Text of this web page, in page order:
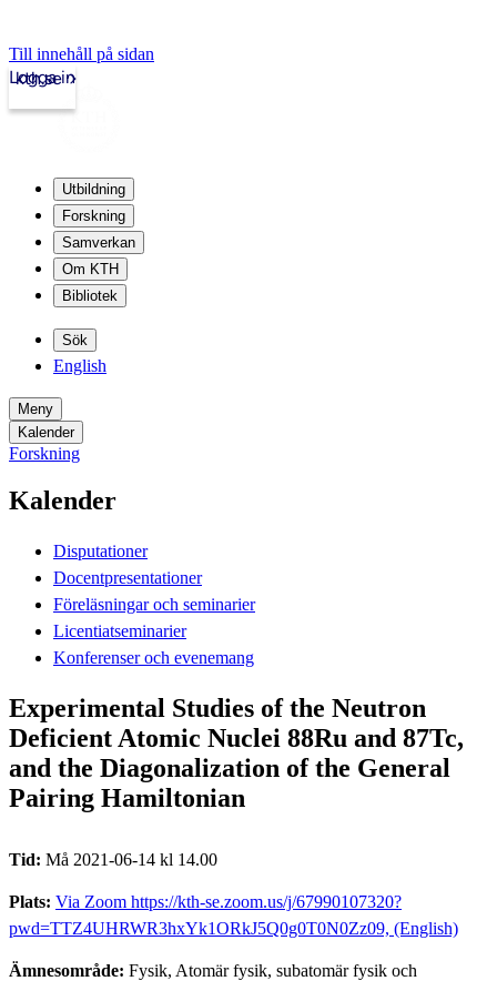
Till innehåll på sidan
kth.se
Logga in
Utbildning
Forskning
Samverkan
Om KTH
Bibliotek
Sök
English
Meny
Kalender
Forskning
Kalender
Disputationer
Docentpresentationer
Föreläsningar och seminarier
Licentiatseminarier
Konferenser och evenemang
Experimental Studies of the Neutron
Deficient Atomic Nuclei 88Ru and 87Tc,
and the Diagonalization of the General
Pairing Hamiltonian
Tid: Må 2021-06-14 kl 14.00
Plats: Via Zoom https://kth-se.zoom.us/j/67990107320?
pwd=TTZ4UHRWR3hxYk1ORkJ5Q0g0T0N0Zz09, (English)
Ämnesområde: Fysik, Atomär fysik, subatomär fysik och